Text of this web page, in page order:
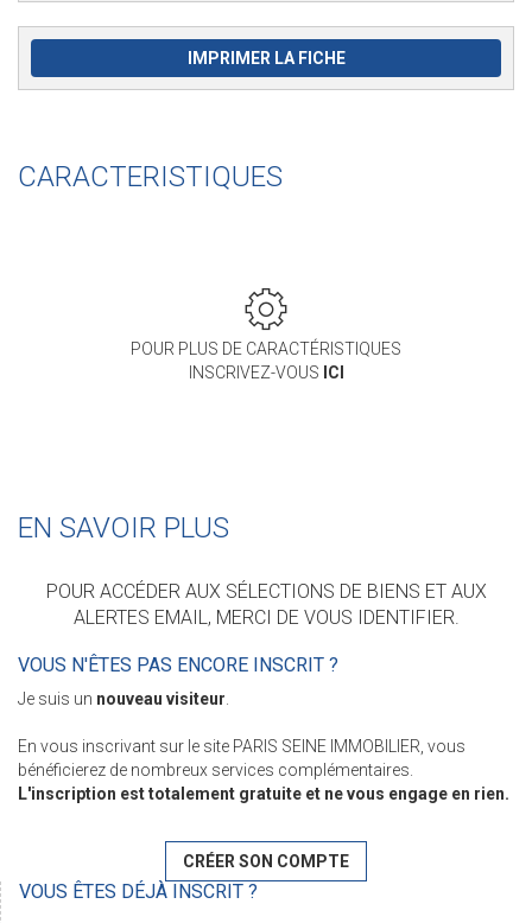
IMPRIMER LA FICHE
CARACTERISTIQUES
POUR PLUS DE CARACTÉRISTIQUES
INSCRIVEZ-VOUS ICI
EN SAVOIR PLUS
POUR ACCÉDER AUX SÉLECTIONS DE BIENS ET AUX
ALERTES EMAIL, MERCI DE VOUS IDENTIFIER.
VOUS N'ÊTES PAS ENCORE INSCRIT ?
Je suis un nouveau visiteur
En vous inscrivant sur le site PARIS SEINE IMMOBILIER, vous
bénéficierez de nombreux services complémentaires.
L'inscription est totalement gratuite et ne vous engage en rien.
CRÉER SON COMPTE
VOUS ÊTES DÉJÀ INSCRIT ?